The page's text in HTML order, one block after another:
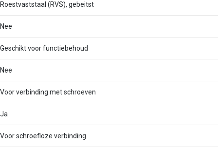
Roestvaststaal (RVS), gebeitst
Nee
Geschikt voor functiebehoud
Nee
Voor verbinding met schroeven
Ja
Voor schroefloze verbinding